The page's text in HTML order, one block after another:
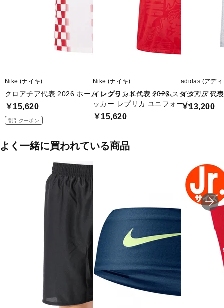
■カラー(メーカー表記):
■生産国:ベトナム
■メーカー型番：KB4442
Nike (ナイキ)
クロアチア代表 2026 ホーム レプリカユニフォーム
￥15,620
割引クーポン
Nike (ナイキ)
イングランド代表 2026 スタジアム ア
ッカー レプリカ ユニフォーム
￥15,620
adidas (アディ
イタリア代
￥13,200
よく一緒に買われている商品